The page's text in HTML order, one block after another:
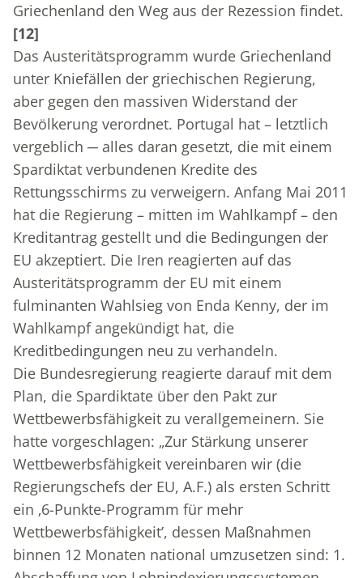
Griechenland den Weg aus der Rezession findet.
[12]
Das Austeritätsprogramm wurde Griechenland
unter Kniefällen der griechischen Regierung,
aber gegen den massiven Widerstand der
Bevölkerung verordnet. Portugal hat – letztlich
vergeblich ─ alles daran gesetzt, die mit einem
Spardiktat verbundenen Kredite des
Rettungsschirms zu verweigern. Anfang Mai 2011
hat die Regierung – mitten im Wahlkampf – den
Kreditantrag gestellt und die Bedingungen der
EU akzeptiert. Die Iren reagierten auf das
Austeritätsprogramm der EU mit einem
fulminanten Wahlsieg von Enda Kenny, der im
Wahlkampf angekündigt hat, die
Kreditbedingungen neu zu verhandeln.
Die Bundesregierung reagierte darauf mit dem
Plan, die Spardiktate über den Pakt zur
Wettbewerbsfähigkeit zu verallgemeinern. Sie
hatte vorgeschlagen: „Zur Stärkung unserer
Wettbewerbsfähigkeit vereinbaren wir (die
Regierungschefs der EU, A.F.) als ersten Schritt
ein ‚6-Punkte-Programm für mehr
Wettbewerbsfähigkeit’, dessen Maßnahmen
binnen 12 Monaten national umzusetzen sind: 1.